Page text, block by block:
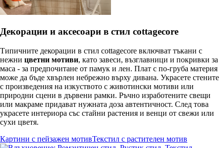
Декорации и аксесоари в стил cottagecore
Типичните декорации в стил cottagecore включват тъкани с
нежни цветни мотиви, като завеси, възглавници и покривки за
маса - за предпочитане от памук и лен. Плат с по-груба материя
може да бъде хвърлен небрежно върху дивана. Украсете стените
с произведения на изкуството с животински мотиви или
природни сцени в дървени рамки. Ръчно изработените свещи
или макраме придават нужната доза автентичност. След това
украсете интериора със стайни растения и венци от свежи или
сухи цветя.
Картини с пейзажен мотивТекстил с растителен мотив